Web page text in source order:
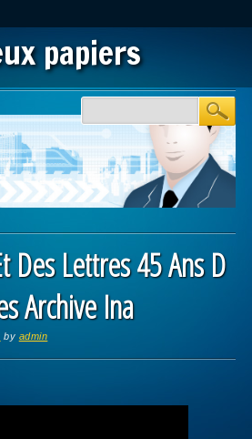
papiers
Des Lettres 45 Ans D
Archive Ina
by admin